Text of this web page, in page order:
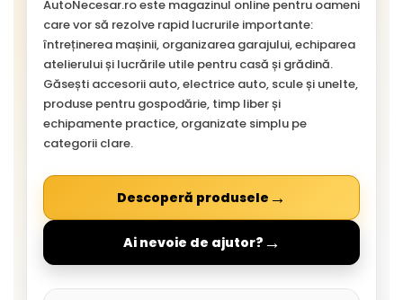
AutoNecesar.ro este magazinul online pentru oameni
care vor să rezolve rapid lucrurile importante:
întreținerea mașinii, organizarea garajului, echiparea
atelierului și lucrările utile pentru casă și grădină.
Găsești accesorii auto, electrice auto, scule și unelte,
produse pentru gospodărie, timp liber și
echipamente practice, organizate simplu pe
categorii clare.
Descoperă produsele →
Ai nevoie de ajutor? →